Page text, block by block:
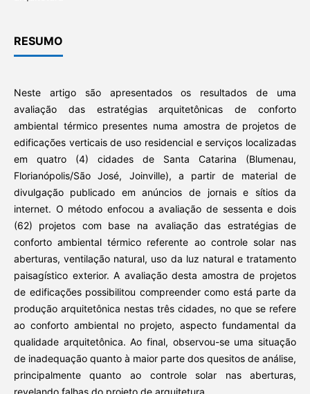
RESUMO
Neste artigo são apresentados os resultados de uma
avaliação das estratégias arquitetônicas de conforto
ambiental térmico presentes numa amostra de projetos de
edificações verticais de uso residencial e serviços localizadas
em quatro (4) cidades de Santa Catarina (Blumenau,
Florianópolis/São José, Joinville), a partir de material de
divulgação publicado em anúncios de jornais e sítios da
internet. O método enfocou a avaliação de sessenta e dois
(62) projetos com base na avaliação das estratégias de
conforto ambiental térmico referente ao controle solar nas
aberturas, ventilação natural, uso da luz natural e tratamento
paisagístico exterior. A avaliação desta amostra de projetos
de edificações possibilitou compreender como está parte da
produção arquitetônica nestas três cidades, no que se refere
ao conforto ambiental no projeto, aspecto fundamental da
qualidade arquitetônica. Ao final, observou-se uma situação
de inadequação quanto à maior parte dos quesitos de análise,
principalmente quanto ao controle solar nas aberturas,